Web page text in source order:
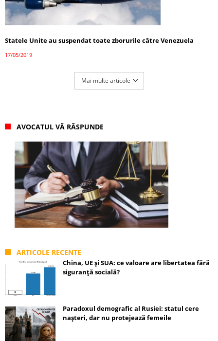
Statele Unite au suspendat toate zborurile către Venezuela
17/05/2019
Mai multe articole
AVOCATUL VĂ RĂSPUNDE
ARTICOLE RECENTE
China, UE și SUA: ce valoare are libertatea fără
siguranță socială?
Paradoxul demografic al Rusiei: statul cere
nașteri, dar nu protejează femeile